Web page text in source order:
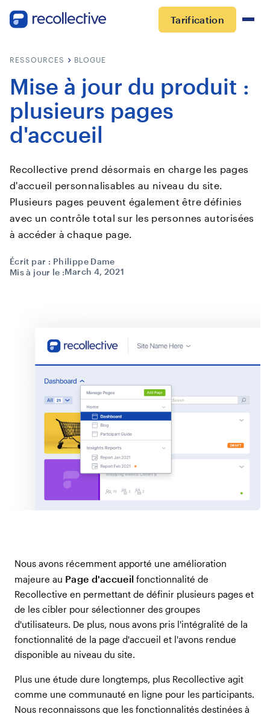
Tarification
RESSOURCES BLOGUE
Mise à jour du produit :
plusieurs pages
d'accueil
Recollective prend désormais en charge les pages
d'accueil personnalisables au niveau du site.
Plusieurs pages peuvent également être définies
avec un contrôle total sur les personnes autorisées
à accéder à chaque page.
Écrit par : Philippe Dame
Mis à jour le :March 4, 2021
Nous avons récemment apporté une amélioration
majeure au Page d'accueil fonctionnalité de
Recollective en permettant de définir plusieurs pages et
de les cibler pour sélectionner des groupes
d'utilisateurs. De plus, nous avons pris l'intégralité de la
fonctionnalité de la page d'accueil et l'avons rendue
disponible au niveau du site.
Plus une étude dure longtemps, plus Recollective agit
comme une communauté en ligne pour les participants.
Nous reconnaissons que les fonctionnalités destinées à